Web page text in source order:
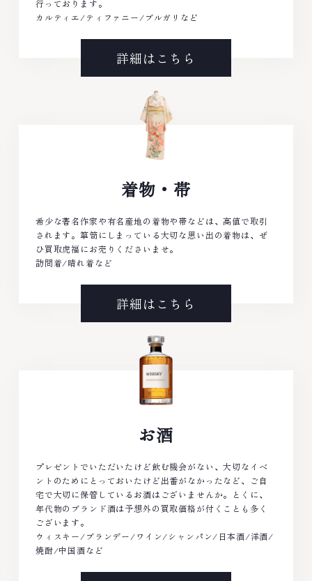
行っております。
カルティエ/ティファニー/ブルガリなど
詳細はこちら
着物・帯
希少な著名作家や有名産地の着物や帯などは、高値で取引
されます。箪笥にしまっている大切な思い出の着物は、ぜ
ひ買取虎福にお売りくださいませ。
訪問着/晴れ着など
詳細はこちら
お酒
プレゼントでいただいたけど飲む機会がない、大切なイベ
ントのためにとっておいたけど出番がなかったなど、ご自
宅で大切に保管しているお酒はございませんか。とくに、
年代物のブランド酒は予想外の買取価格が付くことも多く
ございます。
ウィスキー/ブランデー/ワイン/シャンパン/日本酒/洋酒/
焼酎/中国酒など